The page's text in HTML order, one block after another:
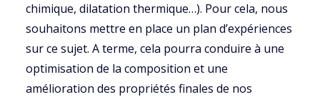
chimique, dilatation thermique…). Pour cela, nous
souhaitons mettre en place un plan d’expériences
sur ce sujet. A terme, cela pourra conduire à une
optimisation de la composition et une
amélioration des propriétés finales de nos